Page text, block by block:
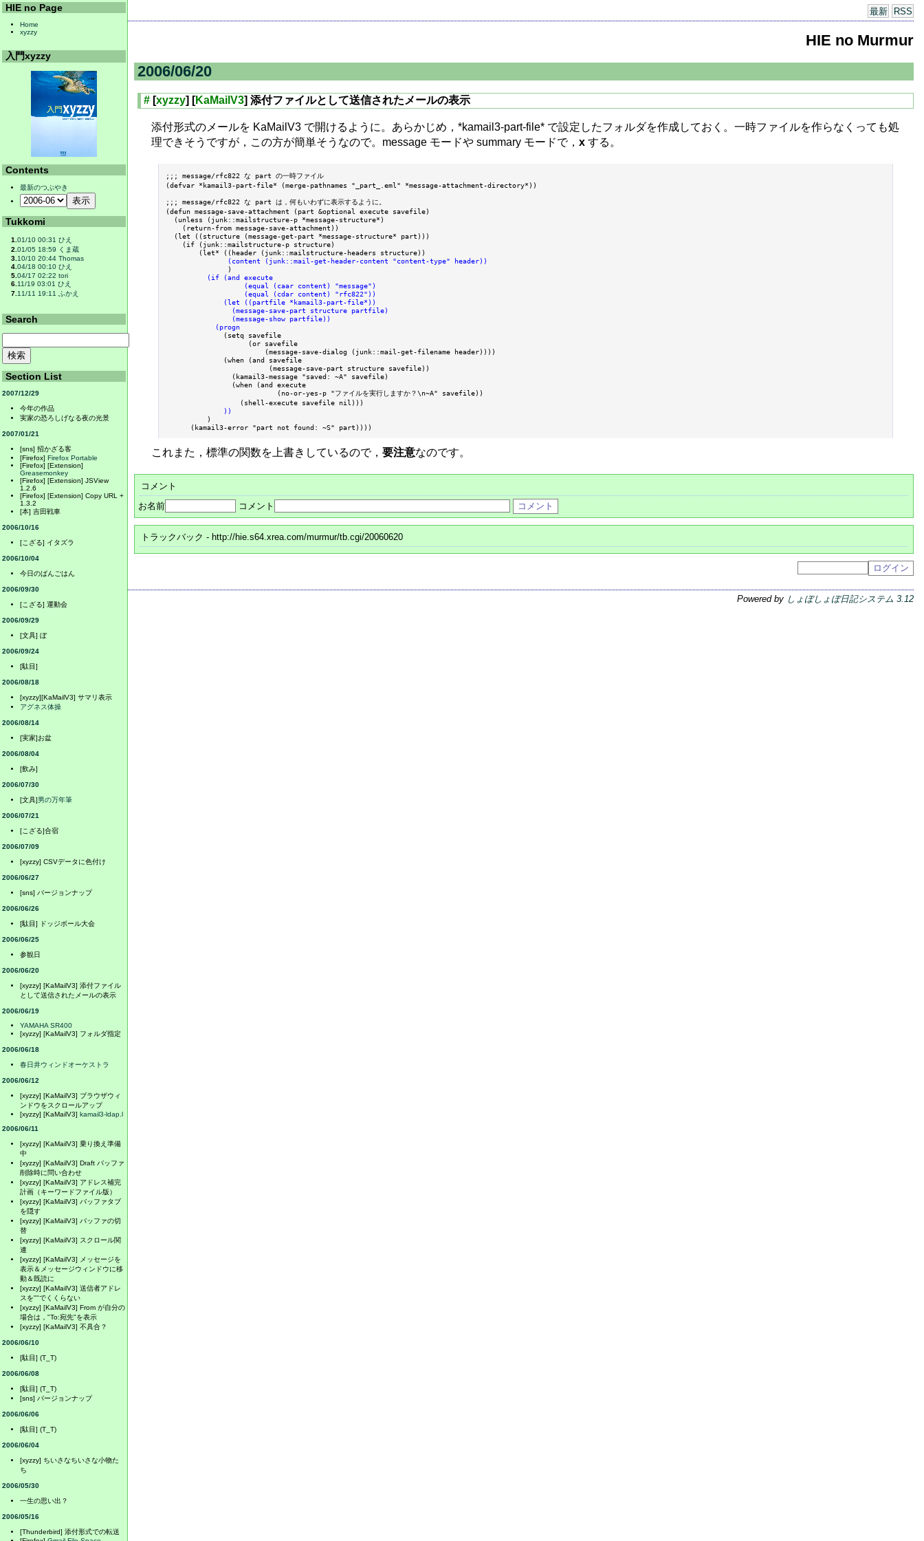
最新 RSS
HIE no Murmur
2006/06/20
# [xyzzy] [KaMailV3] 添付ファイルとして送信されたメールの表示
添付形式のメールを KaMailV3 で開けるように。あらかじめ，*kamail3-part-file* で設定したフォルダを作成しておく。一時ファイルを作らなくっても処
理できそうですが，この方が簡単そうなので。message モードや summary モードで， x する。
;;; message/rfc822 な part の一時ファイル
(defvar *kamail3-part-file* (merge-pathnames "_part_.eml" *message-attachment-directory*))
;;; message/rfc822 な part は，何もいわずに表示するように。
(defun message-save-attachment (part &optional execute savefile)
  (unless (junk::mailstructure-p *message-structure*)
    (return-from message-save-attachment))
  (let ((structure (message-get-part *message-structure* part)))
    (if (junk::mailstructure-p structure)
        (let* ((header (junk::mailstructure-headers structure))
(content (junk::mail-get-header-content "content-type" header))
               )
(if (and execute
                   (equal (caar content) "message")
                   (equal (cdar content) "rfc822"))
              (let ((partfile *kamail3-part-file*))
                (message-save-part structure partfile)
                (message-show partfile))
            (progn
                    (or savefile
                        (message-save-dialog (junk::mail-get-filename header))))
              (when (and savefile
                         (message-save-part structure savefile))
                (kamail3-message "saved: ~A" savefile)
                (when (and execute
                           (no-or-yes-p "ファイルを実行しますか？\n~A" savefile))
                  (shell-execute savefile nil)))
))
          )
      (kamail3-error "part not found: ~S" part))))
これまた，標準の関数を上書きしているので， 要注意なのです。
コメント
お名前
コメント
トラックバック - http://hie.s64.xrea.com/murmur/tb.cgi/20060620
HIE no Page
Home
xyzzy
入門xyzzy
Contents
最新のつぶやき
Tukkomi
1. 01/10 00:31 ひえ
2. 01/05 18:59 くま蔵
3. 10/10 20:44 Thomas
4. 04/18 00:10 ひえ
5. 04/17 02:22 tori
6. 11/19 03:01 ひえ
7. 11/11 19:11 ふかえ
Search
Section List
2007/12/29
今年の作品
実家の恐ろしげなる夜の光景
2007/01/21
[sns] 招かざる客
[Firefox]Firefox Portable
[Firefox] [Extension]
Greasemonkey
[Firefox] [Extension] JSView
1.2.6
[Firefox] [Extension] Copy URL +
1.3.2
[本] 吉田戦車
2006/10/16
[こざる] イタズラ
2006/10/04
今日のばんごはん
2006/09/30
[こざる] 運動会
2006/09/29
[文具] ぼ
2006/09/24
[駄目]
2006/08/18
[xyzzy][KaMailV3] サマリ表示
アグネス体操
2006/08/14
[実家]お盆
2006/08/04
[飲み]
2006/07/30
[文具]男の万年筆
2006/07/21
[こざる]合宿
2006/07/09
[xyzzy] CSVデータに色付け
2006/06/27
[sns] バージョンナップ
2006/06/26
[駄目] ドッジボール大会
2006/06/25
参観日
2006/06/20
[xyzzy] [KaMailV3] 添付ファイル
として送信されたメールの表示
2006/06/19
YAMAHA SR400
[xyzzy] [KaMailV3] フォルダ指定
2006/06/18
春日井ウィンドオーケストラ
2006/06/12
[xyzzy] [KaMailV3] ブラウザウィ
ンドウをスクロールアップ
[xyzzy] [KaMailV3]kamail3-ldap.l
2006/06/11
[xyzzy] [KaMailV3] 乗り換え準備
中
[xyzzy] [KaMailV3] Draft バッファ
削除時に問い合わせ
[xyzzy] [KaMailV3] アドレス補完
計画（キーワードファイル版）
[xyzzy] [KaMailV3] バッファタブ
を隠す
[xyzzy] [KaMailV3] バッファの切
替
[xyzzy] [KaMailV3] スクロール関
連
[xyzzy] [KaMailV3] メッセージを
表示＆メッセージウィンドウに移
動＆既読に
[xyzzy] [KaMailV3] 送信者アドレ
スを""でくくらない
[xyzzy] [KaMailV3] From が自分の
場合は，"To:宛先"を表示
[xyzzy] [KaMailV3] 不具合？
2006/06/10
[駄目] (T_T)
2006/06/08
[駄目] (T_T)
[sns] バージョンナップ
2006/06/06
[駄目] (T_T)
2006/06/04
[xyzzy] ちいさなちいさな小物た
ち
2006/05/30
一生の思い出？
2006/05/16
[Thunderbird] 添付形式での転送
Powered by しょぼしょぼ日記システム 3.12